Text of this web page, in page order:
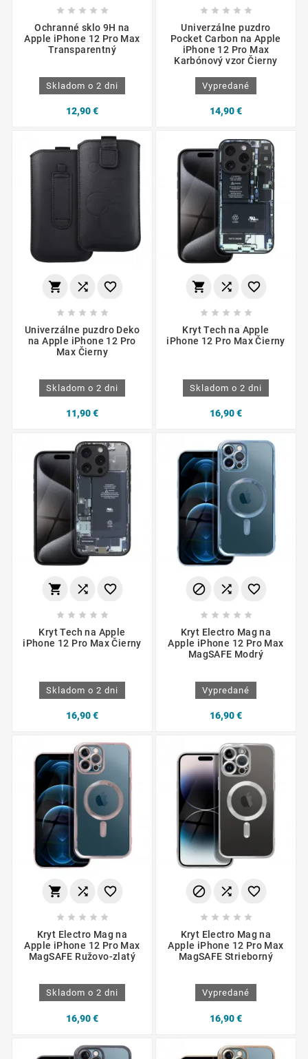
    
Ochranné sklo 9H na
Apple iPhone 12 Pro Max
Transparentný
Skladom o 2 dni
12,90 €
    
Univerzálne puzdro
Pocket Carbon na Apple
iPhone 12 Pro Max
Karbónový vzor Čierny
Vypredané
14,90 €
  
    
Univerzálne puzdro Deko
na Apple iPhone 12 Pro
Max Čierny
Skladom o 2 dni
11,90 €
  
    
Kryt Tech na Apple
iPhone 12 Pro Max Čierny
Skladom o 2 dni
16,90 €
  
    
Kryt Tech na Apple
iPhone 12 Pro Max Čierny
Skladom o 2 dni
16,90 €
  
    
Kryt Electro Mag na
Apple iPhone 12 Pro Max
MagSAFE Modrý
Vypredané
16,90 €
  
    
Kryt Electro Mag na
Apple iPhone 12 Pro Max
MagSAFE Ružovo-zlatý
Skladom o 2 dni
16,90 €
  
    
Kryt Electro Mag na
Apple iPhone 12 Pro Max
MagSAFE Strieborný
Vypredané
16,90 €